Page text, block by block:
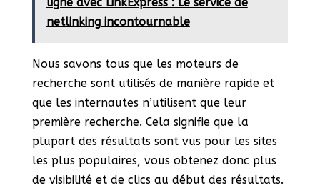
netlinking incontournable
Nous savons tous que les moteurs de
recherche sont utilisés de manière rapide et
que les internautes n’utilisent que leur
première recherche. Cela signifie que la
plupart des résultats sont vus pour les sites
les plus populaires, vous obtenez donc plus
de visibilité et de clics au début des résultats.